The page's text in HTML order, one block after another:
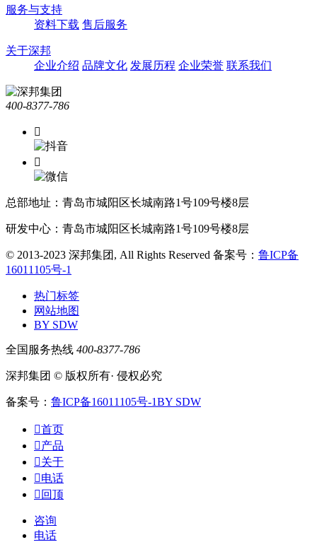
服务与支持
资料下载 售后服务
关于深邦
企业介绍 品牌文化 发展历程 企业荣誉 联系我们
400-8377-786


总部地址：青岛市城阳区长城南路1号109号楼8层
研发中心：青岛市城阳区长城南路1号109号楼8层
© 2013-2023 深邦集团, All Rights Reserved 备案号： 鲁ICP备
16011105号-1
热门标签
网站地图
BY SDW
全国服务热线 400-8377-786
深邦集团 © 版权所有· 侵权必究
备案号： 鲁ICP备16011105号-1BY SDW
首页
产品
关于
电话
 回顶
咨询
电话